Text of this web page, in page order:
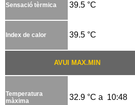
Sensació tèrmica 39.5 °C
Index de calor 39.5 °C
AVUI MAX.MIN
Temperatura
màxima
32.9 °C a 10:48